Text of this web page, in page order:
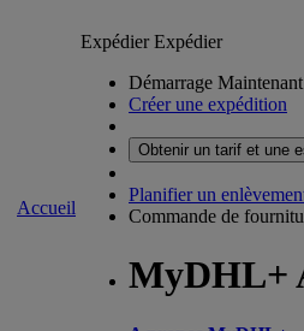
Accueil
ExpédierExpédier
Démarrage Maintenant
Créer une expédition
Obtenir un tarif et une
Planifier un
Commande de
MyDHL+